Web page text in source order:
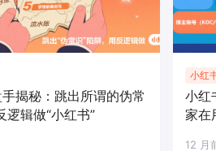
揭秘：跳出所谓的伪常
逻辑做“小红书”
小红
小红
家在
12 月